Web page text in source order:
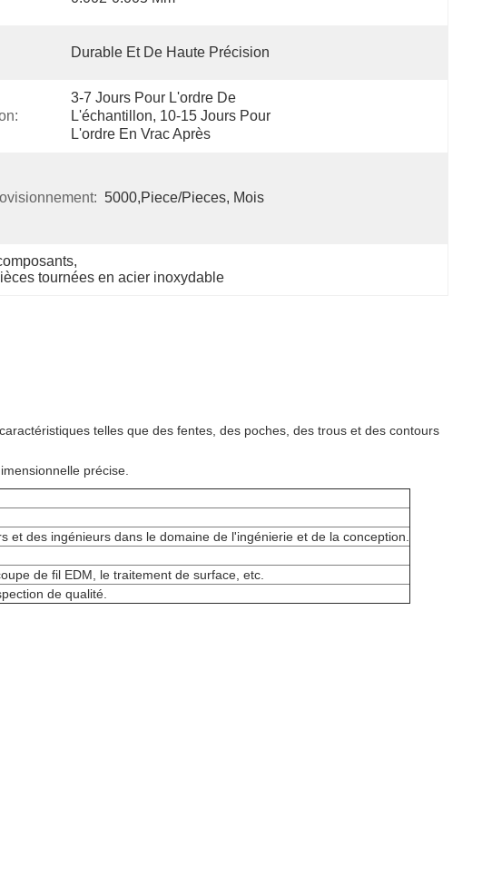
Durable Et De Haute Précision
3-7 Jours Pour L'ordre De
L'échantillon, 10-15 Jours Pour
L'ordre En Vrac Après
5000,Piece/Pieces, Mois
,
tournées en acier inoxydable
telles que des fentes, des poches, des trous et des contours
précise.
des ingénieurs dans le domaine de l'ingénierie et de la conception.
de fil EDM, le traitement de surface, etc.
de qualité.